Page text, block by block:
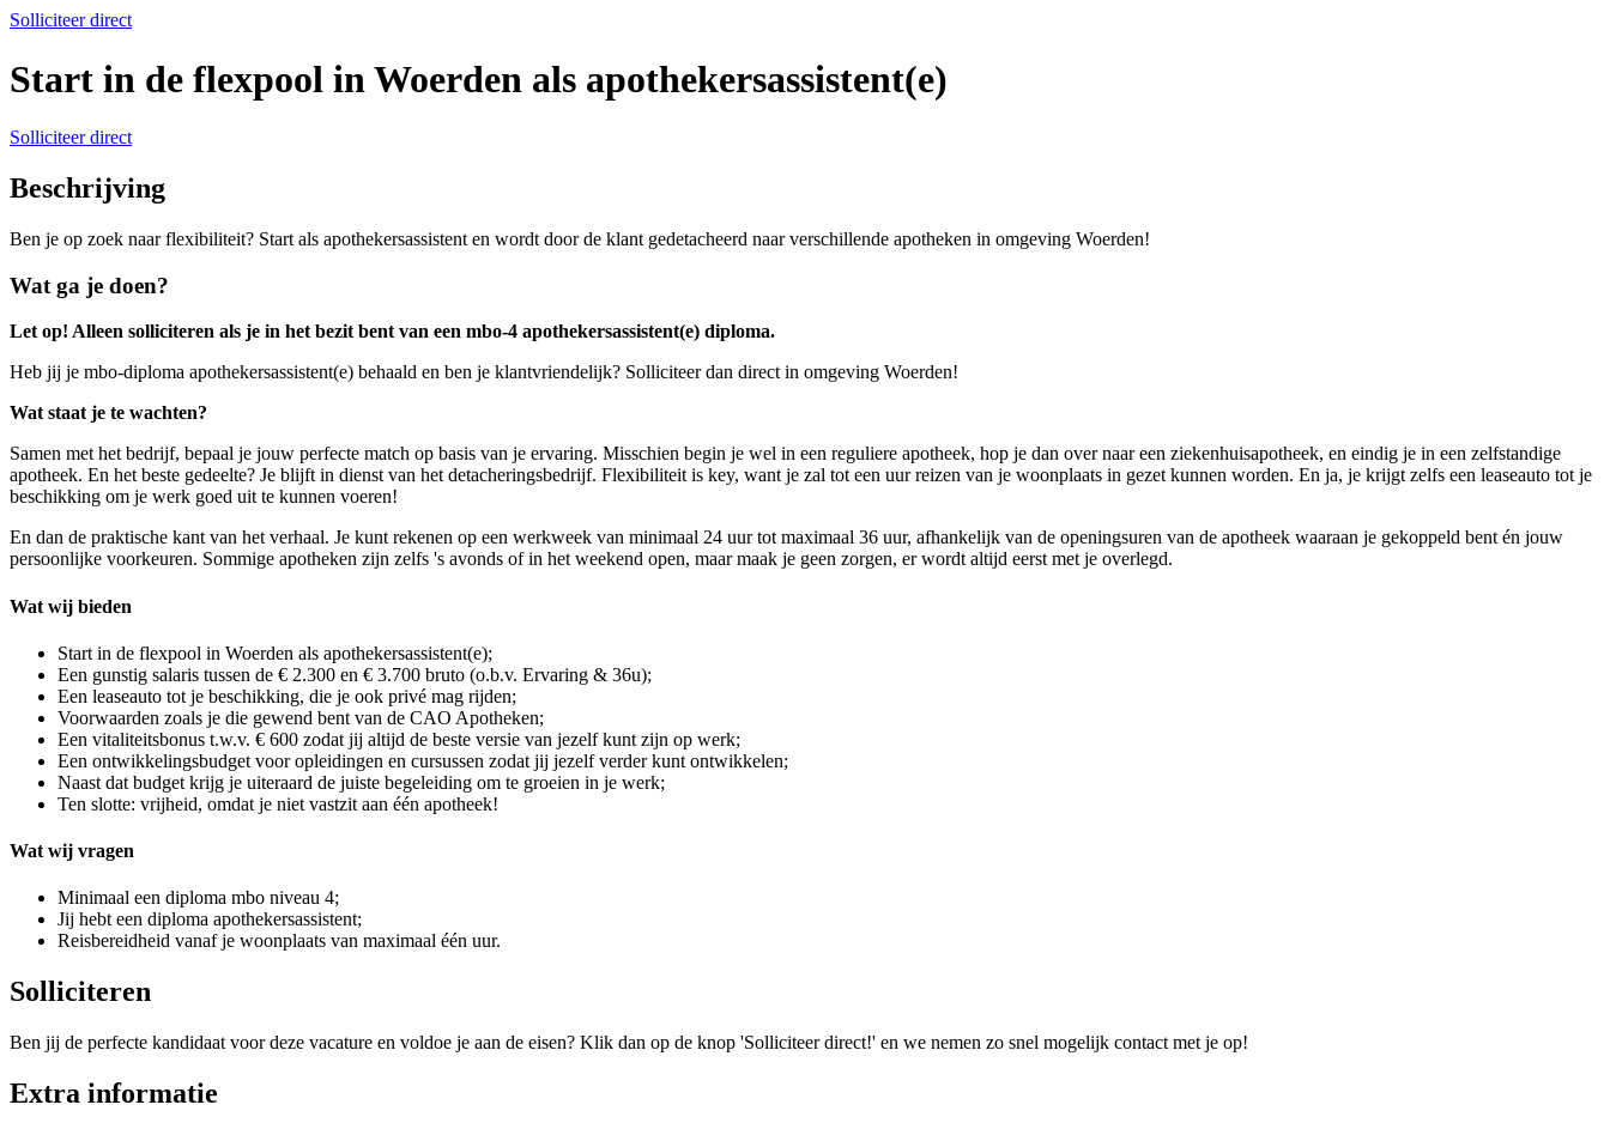
Solliciteer direct
Start in de flexpool in Woerden als apothekersassistent(e)
Solliciteer direct
Beschrijving
Ben je op zoek naar flexibiliteit? Start als apothekersassistent en wordt door de klant gedetacheerd naar verschillende apotheken in omgeving Woerden!
Wat ga je doen?
Let op! Alleen solliciteren als je in het bezit bent van een mbo-4 apothekersassistent(e) diploma.
Heb jij je mbo-diploma apothekersassistent(e) behaald en ben je klantvriendelijk? Solliciteer dan direct in omgeving Woerden!
Wat staat je te wachten?
Samen met het bedrijf, bepaal je jouw perfecte match op basis van je ervaring. Misschien begin je wel in een reguliere apotheek, hop je dan over naar een ziekenhuisapotheek, en eindig je in een zelfstandige
apotheek. En het beste gedeelte? Je blijft in dienst van het detacheringsbedrijf. Flexibiliteit is key, want je zal tot een uur reizen van je woonplaats in gezet kunnen worden. En ja, je krijgt zelfs een leaseauto tot je
beschikking om je werk goed uit te kunnen voeren!
En dan de praktische kant van het verhaal. Je kunt rekenen op een werkweek van minimaal 24 uur tot maximaal 36 uur, afhankelijk van de openingsuren van de apotheek waaraan je gekoppeld bent én jouw
persoonlijke voorkeuren. Sommige apotheken zijn zelfs 's avonds of in het weekend open, maar maak je geen zorgen, er wordt altijd eerst met je overlegd.
Wat wij bieden
Start in de flexpool in Woerden als apothekersassistent(e);
Een gunstig salaris tussen de € 2.300 en € 3.700 bruto (o.b.v. Ervaring & 36u);
Een leaseauto tot je beschikking, die je ook privé mag rijden;
Voorwaarden zoals je die gewend bent van de CAO Apotheken;
Een vitaliteitsbonus t.w.v. € 600 zodat jij altijd de beste versie van jezelf kunt zijn op werk;
Een ontwikkelingsbudget voor opleidingen en cursussen zodat jij jezelf verder kunt ontwikkelen;
Naast dat budget krijg je uiteraard de juiste begeleiding om te groeien in je werk;
Ten slotte: vrijheid, omdat je niet vastzit aan één apotheek!
Wat wij vragen
Minimaal een diploma mbo niveau 4;
Jij hebt een diploma apothekersassistent;
Reisbereidheid vanaf je woonplaats van maximaal één uur.
Solliciteren
Ben jij de perfecte kandidaat voor deze vacature en voldoe je aan de eisen? Klik dan op de knop 'Solliciteer direct!' en we nemen zo snel mogelijk contact met je op!
Extra informatie